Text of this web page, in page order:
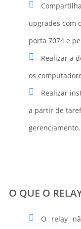
upgrades com
porta 7074 e
Realizar a
os
Realizar
a partir de
gerenciamento.
O QUE O
O relay